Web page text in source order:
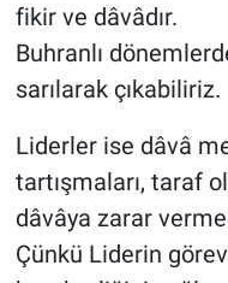
fikir ve dâvâdır.
Buhranlı
sarılarak çıkabiliriz.
Liderler ise dâvâ
tartışmaları, taraf
dâvâya zarar
Çünkü Liderin